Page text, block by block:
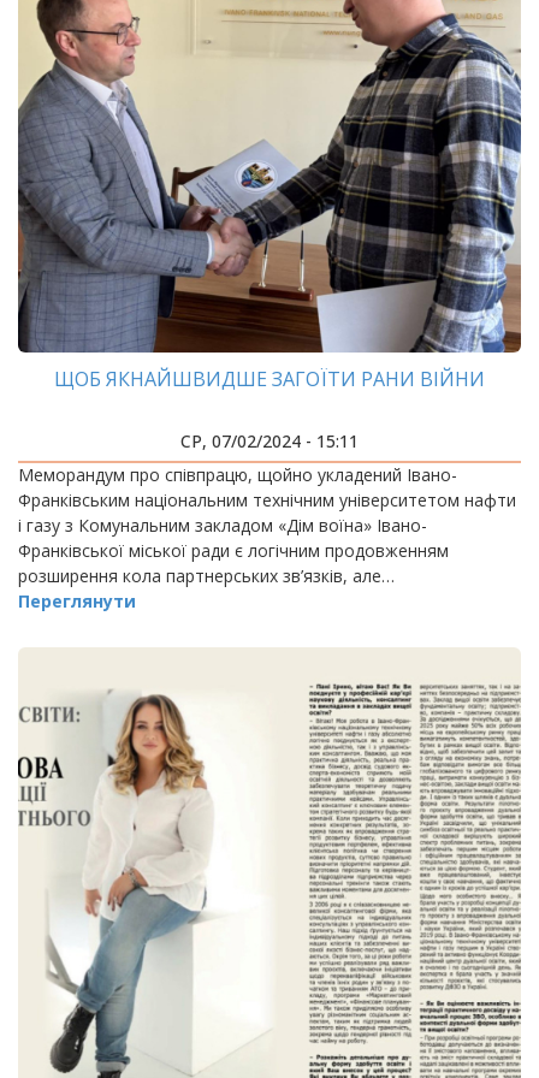
ЩОБ ЯКНАЙШВИДШЕ ЗАГОЇТИ РАНИ ВІЙНИ
СР, 07/02/2024 - 15:11
Меморандум про співпрацю, щойно укладений Івано-
Франківським національним технічним університетом нафти
і газу з Комунальним закладом «Дім воїна» Івано-
Франківської міської ради є логічним продовженням
розширення кола партнерських зв’язків, але…
Переглянути